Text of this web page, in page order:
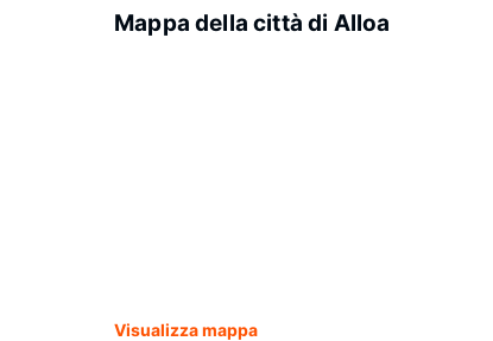
Mappa della città di Alloa
Visualizza mappa